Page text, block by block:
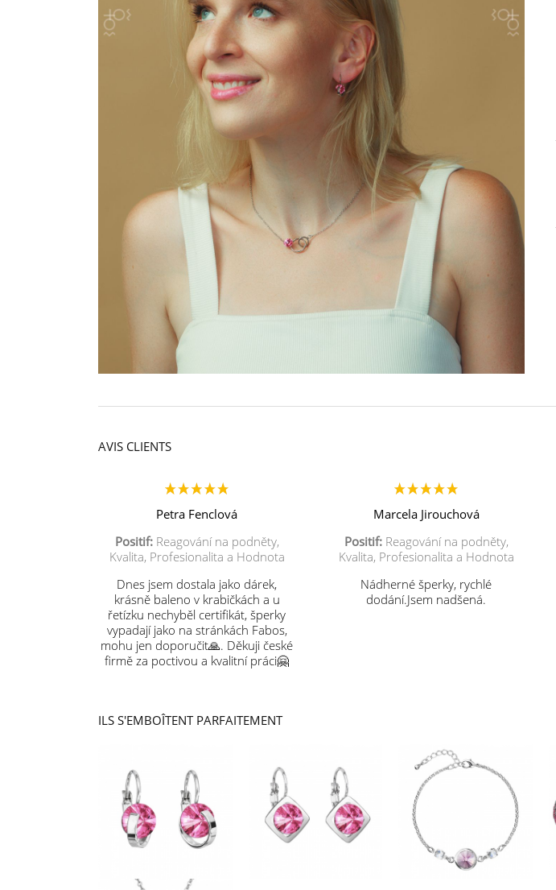
AVIS CLIENTS
Petra Fenclová
Positif:Reagování na podněty,
Kvalita, Profesionalita a Hodnota
Dnes jsem dostala jako dárek,
krásně baleno v krabičkách a u
řetízku nechyběl certifikát, šperky
vypadají jako na stránkách Fabos,
mohu jen doporučit🙏. Děkuji české
firmě za poctivou a kvalitní práci🤗
Marcela Jirouchová
Positif:Reagování na podněty,
Kvalita, Profesionalita a Hodnota
Nádherné šperky, rychlé
dodání.Jsem nadšená.
ILS S'EMBOÎTENT PARFAITEMENT